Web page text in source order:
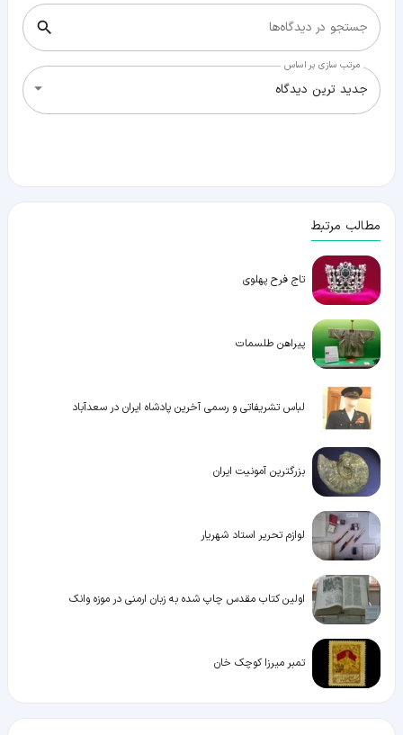
جستجو در دیدگاه‌ها
مرتب سازی بر اساس
جدید ترین دیدگاه
مطالب مرتبط
تاج فرح پهلوی
پیراهن طلسمات
لباس تشریفاتی و رسمی آخرین پادشاه ایران در سعدآباد
بزرگترین آمونیت ایران
لوازم تحریر استاد شهریار
اولین کتاب مقدس چاپ شده به زبان ارمنی در موزه وانک
تمبر میرزا کوچک خان